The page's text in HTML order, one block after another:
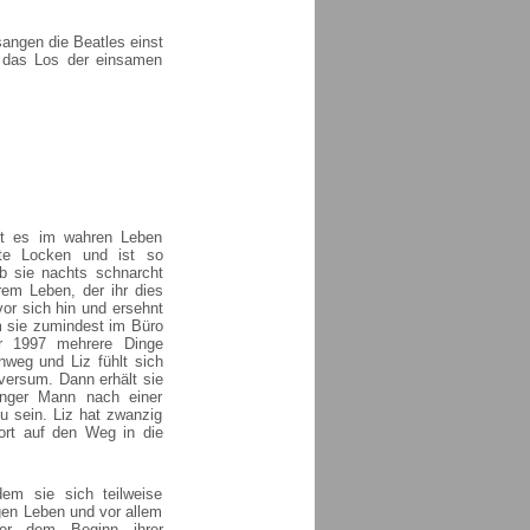
die Beatles einst
Los der einsamen
es im wahren Leben
Locken und ist so
sie nachts schnarcht
Leben, der ihr dies
sich hin und ersehnt
sie zumindest im Büro
mehrere Dinge
und Liz fühlt sich
Dann erhält sie
Mann nach einer
sein. Liz hat zwanzig
auf den Weg in die
sie sich teilweise
Leben und vor allem